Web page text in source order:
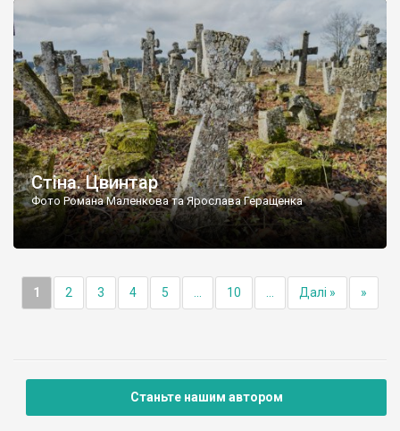
ньому чимало хрестів 19 століття, є такі, де епітафії стер […]
Стіна. Цвинтар
Фото Романа Маленкова та Ярослава Геращенка
1 2 3 4 5 10 Далі » »
Станьте нашим автором